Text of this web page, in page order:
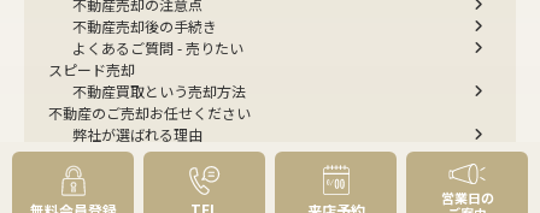
不動産売却の注意点
不動産売却後の手続き
よくあるご質問 - 売りたい
スピード売却
不動産買取という売却方法
不動産のご売却お任せください
弊社が選ばれる理由
売却成功ストーリー40選
売却成約事例
お預かり物件掲載実例
TEL
営業日の